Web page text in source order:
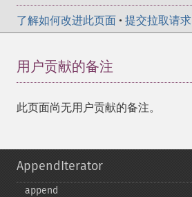
了解如何改进此页面 • 提交拉取请求
用户贡献的备注
此页面尚无用户贡献的备注。
AppendIterator
append